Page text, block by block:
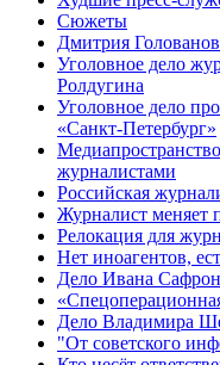
Сюжеты
Дмитрия
Уголовное дело
Ролдугина
Уголовное дело
«Санкт-Петербург»
журналистами
Российская
Журналист меняет
Релокация для
Нет иноагентов,
Дело Ивана
Дело Владимира
"От советского